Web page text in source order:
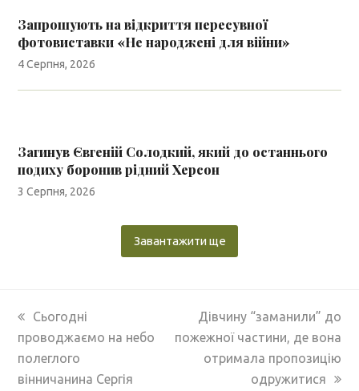
Запрошують на відкриття пересувної
фотовиставки «Не народжені для війни»
4 Серпня, 2026
Загинув Євгеній Солодкий, який до останнього
подиху боронив рідний Херсон
3 Серпня, 2026
Завантажити ще
previous
post:
Сьогодні
проводжаємо на небо
полеглого
вінничанина Сергія
next
post:
Дівчину “заманили” до
пожежної частини, де вона
отримала пропозицію
одружитися